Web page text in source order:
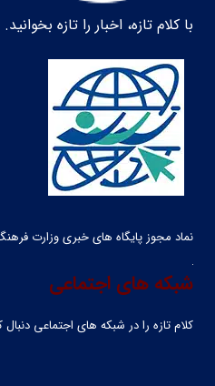
با کلام تازه، اخبار را تازه بخوانید.
نماد مجوز پایگاه های خبری وزارت
شبکه های اجتماعی
کلام تازه را در شبکه ‌های اجتماعی دنبال